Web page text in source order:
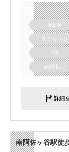
NEW
スケルトン
1階
50坪以上
詳細
南阿佐ヶ谷駅